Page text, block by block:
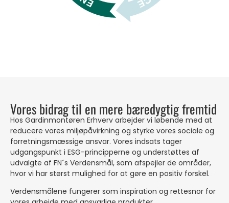
Vores bidrag til en mere bæredygtig fremtid
Hos Gardinmontøren Erhverv arbejder vi løbende med at
reducere vores miljøpåvirkning og styrke vores sociale og
forretningsmæssige ansvar. Vores indsats tager
udgangspunkt i ESG-principperne og understøttes af
udvalgte af FN´s Verdensmål, som afspejler de områder,
hvor vi har størst mulighed for at gøre en positiv forskel.
Verdensmålene fungerer som inspiration og rettesnor for